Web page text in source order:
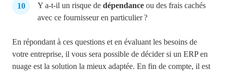
Y a-t-il un risque de dépendance ou des frais cachés
avec ce fournisseur en particulier ?
En répondant à ces questions et en évaluant les besoins de
votre entreprise, il vous sera possible de décider si un ERP en
nuage est la solution la mieux adaptée. En fin de compte, il est